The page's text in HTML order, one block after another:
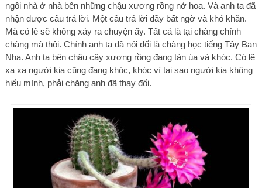
ngôi nhà ở nhà bên những chậu xương rồng nở hoa. Và anh ta đã
nhận được câu trả lời. Một câu trả lời đầy bất ngờ và khó khăn.
Mà có lẽ sẽ không xảy ra chuyện ấy. Tất cả là tại chàng chính
chàng mà thôi. Chính anh ta đã nói dối là chàng học tiếng Tây Ban
Nha. Anh ta bên chậu cây xương rồng đang tàn úa và khóc. Có lẽ
xa xa người kia cũng đang khóc, khóc vì tại sao người kia không
hiểu mình, phải chăng anh đã thay đổi.